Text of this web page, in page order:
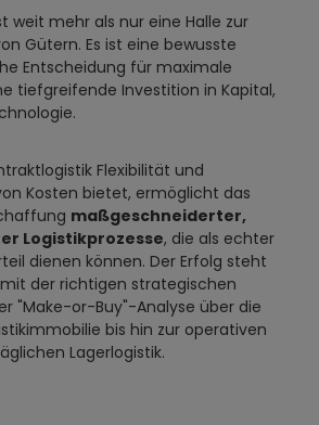
weit mehr als nur eine Halle zur
Gütern. Es ist eine bewusste
Entscheidung für maximale
tiefgreifende Investition in Kapital,
Flexibilität und
Kosten bietet, ermöglicht das
maßgeschneiderter,
Logistikprozesse, die als echter
dienen können. Der Erfolg steht
der richtigen strategischen
"Make-or-Buy"-Analyse über die
bis hin zur operativen
Lagerlogistik.